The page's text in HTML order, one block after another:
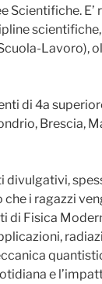
Scientifiche.
Lavoro),
di 4a
Brescia,
i ragazzi
di Fisica
e